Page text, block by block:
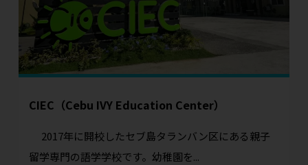
CIEC（Cebu IVY Education Center）
2017年に開校したセブ島タランバン区にある親子
留学専門の語学学校です。幼稚園を...